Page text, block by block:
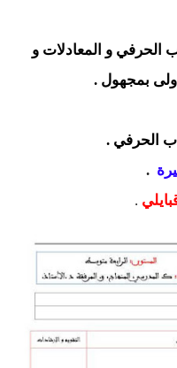
التعليم المتوسط
الأستاذ
مذكرات الاستاذ
بنك التوزيعات الشهرية
استاذ التعليم الابتدائي
المهنية
الجاهزة
الحرفي و المعادلات و
بمجهول .
الحرفي .
.
.